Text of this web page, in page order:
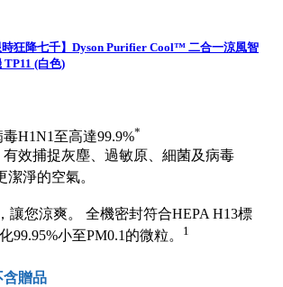
狂降七千】Dyson Purifier Cool™ 二合一涼風智
TP11 (白色)
H1N1至高達99.9%*
有效捕捉灰塵、過敏原、細菌及病毒
潔淨的空氣。
，讓您涼爽。 全機密封符合HEPA H13標
99.95%小至PM0.1的微粒。 1
含贈品